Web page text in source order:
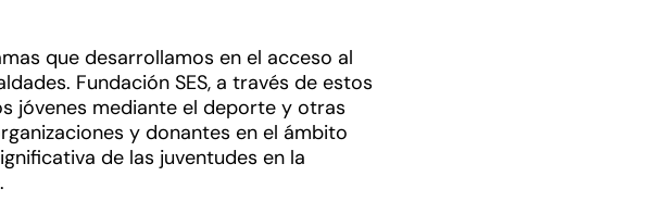
que desarrollamos en el acceso al
Fundación SES, a través de estos
jóvenes mediante el deporte y otras
y donantes en el ámbito
de las juventudes en la